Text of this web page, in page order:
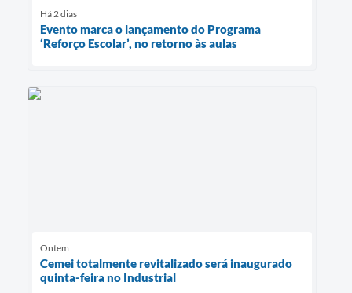
Há 2 dias
Evento marca o lançamento do Programa
‘Reforço Escolar’, no retorno às aulas
Ontem
Cemei totalmente revitalizado será inaugurado
quinta-feira no Industrial